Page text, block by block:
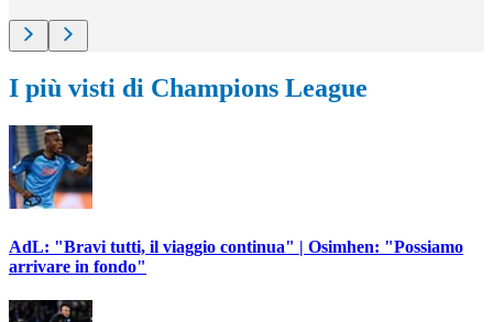
I più visti di Champions League
AdL: "Bravi tutti, il viaggio continua" | Osimhen: "Possiamo
arrivare in fondo"